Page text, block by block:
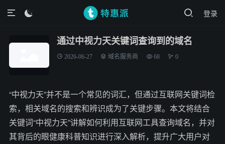
登录

通过中视力天关键词查询到的域名
2026-06-27 域名服务商 68 0
“中视力天”并不是一个常见的词汇，但通过互联网关键词检
索，相关域名的搜索和辨识成为了关键步骤。本文将结合
关键词“中视力天”讲解如何利用互联网工具查询域名，并对
其背后的眼健康科普知识进行深入解析，提升广大用户对